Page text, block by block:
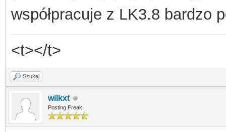
współpracuje z LK3.8 bardzo
<t></t>
Szukaj
wilkxt
Posting Freak